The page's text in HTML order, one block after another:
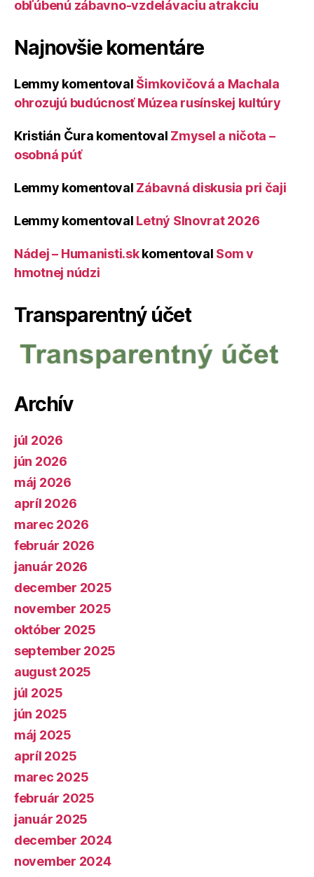
obľúbenú zábavno-vzdelávaciu atrakciu
Najnovšie komentáre
Lemmy komentoval Šimkovičová a Machala
ohrozujú budúcnosť Múzea rusínskej kultúry
Kristián Čura komentoval Zmysel a ničota –
osobná púť
Lemmy komentoval Zábavná diskusia pri čaji
Lemmy komentoval Letný Slnovrat 2026
Nádej – Humanisti.skkomentoval Som v
hmotnej núdzi
Transparentný účet
Archív
júl 2026
jún 2026
máj 2026
apríl 2026
marec 2026
február 2026
január 2026
december 2025
november 2025
október 2025
september 2025
august 2025
júl 2025
jún 2025
máj 2025
apríl 2025
marec 2025
február 2025
január 2025
december 2024
november 2024